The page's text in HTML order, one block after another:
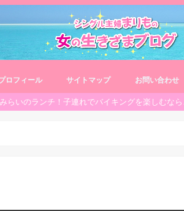
ロフィール サイトマップ お問い合わせ
らいのランチ！子連れでバイキングを楽しむな